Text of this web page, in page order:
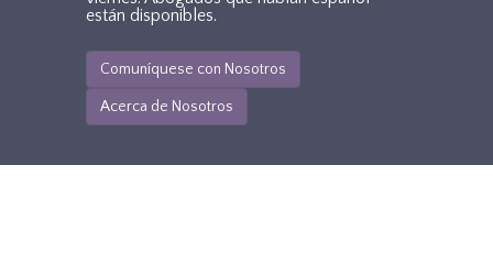
están disponibles.
Comuníquese con Nosotros
Acerca de Nosotros